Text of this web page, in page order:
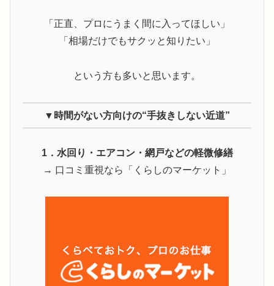
「正直、プロにうまく間に入ってほしい」
「相場だけでもサクッと知りたい」
という方も多いと思います。
▼時間がない方向けの“手抜きしない近道”
1．水回り・エアコン・網戸などの軽微修繕
→ 口コミ重視なら「くらしのマーケット」